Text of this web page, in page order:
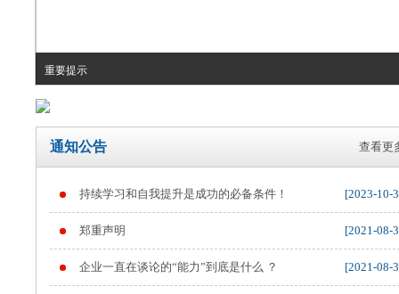
重要提示
通知公告 查看更
持续学习和自我提升是成功的必备条件！ [2023-10-
郑重声明 [2021-08-
企业一直在谈论的“能力”到底是什么 ？ [2021-08-